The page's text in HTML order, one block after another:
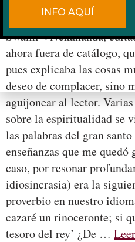
Hace años leí un libro
Swami Vivekananda,
ahora fuera de catálogo,
pues explicaba las cosas
deseo de complacer, sino
aguijonear al lector.
sobre la espiritualidad se
las palabras del gran
enseñanzas que me
caso, por resonar
idiosincrasia) era la
proverbio en nuestro
cazaré un rinoceronte; si
tesoro del rey’ ¿De …
INFO AQUÍ